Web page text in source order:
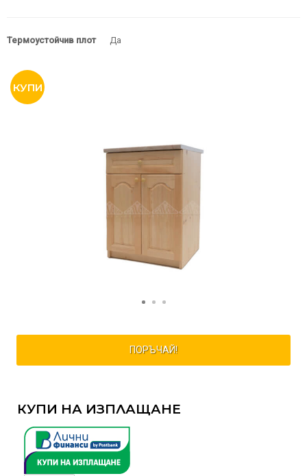
Термоустойчив плот Да
ПОРЪЧАЙ!
КУПИ НА ИЗПЛАЩАНЕ